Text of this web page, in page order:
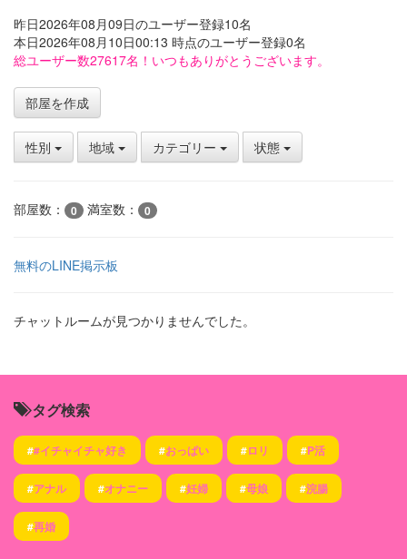
昨日2026年08月09日のユーザー登録10名
本日2026年08月10日00:13 時点のユーザー登録0名
総ユーザー数27617名！いつもありがとうございます。
部屋を作成
性別 地域 カテゴリー 状態
部屋数： 0 満室数： 0
無料のLINE掲示板
チャットルームが見つかりませんでした。
タグ検索
##イチャイチャ好き #おっぱい #ロリ #P活
#アナル #オナニー #妊婦 #母娘 #浣腸
#再婚